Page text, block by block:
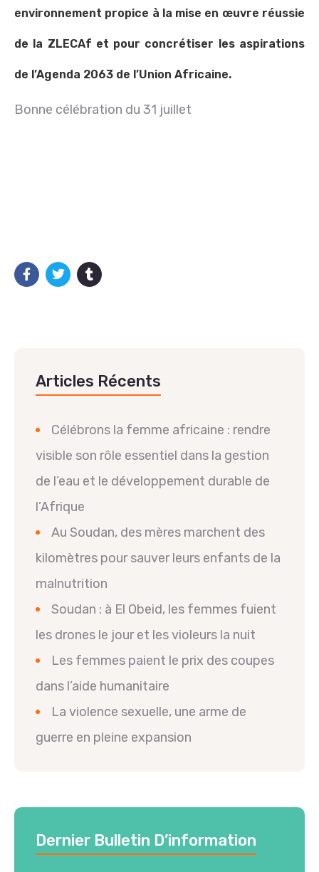
environnement propice à la mise en œuvre réussie
de la ZLECAf et pour concrétiser les aspirations
de l’Agenda 2063 de l’Union Africaine.
Bonne célébration du 31 juillet
Articles Récents
Célébrons la femme africaine : rendre
visible son rôle essentiel dans la gestion
de l’eau et le développement durable de
l’Afrique
Au Soudan, des mères marchent des
kilomètres pour sauver leurs enfants de la
malnutrition
Soudan : à El Obeid, les femmes fuient
les drones le jour et les violeurs la nuit
Les femmes paient le prix des coupes
dans l’aide humanitaire
La violence sexuelle, une arme de
guerre en pleine expansion
Dernier Bulletin D’information